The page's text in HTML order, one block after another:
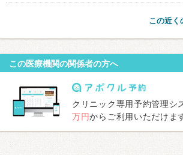
この近く
この医療機関の関係者の方へ
クリニック専用予約管理シ
万円からご利用いただけま